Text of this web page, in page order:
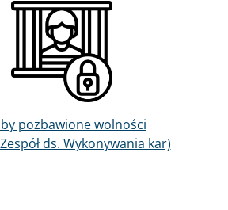
Obraz
pozbawione wolności
ds. Wykonywania kar)